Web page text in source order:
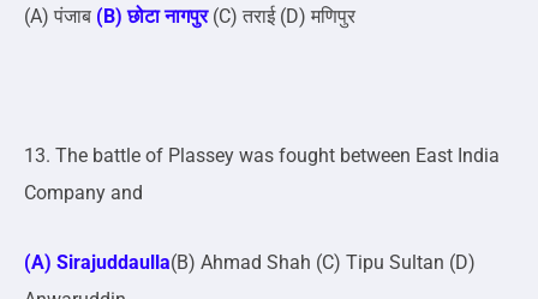
(A) पंजाब (B) छोटा नागपुर (C) तराई (D) मणिपुर
13. The battle of Plassey was fought between East India
Company and
(A) Sirajuddaulla(B) Ahmad Shah (C) Tipu Sultan (D)